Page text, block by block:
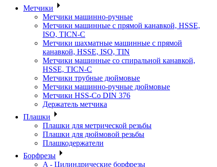
Метчики
Метчики машинно-ручные
Метчики машинные с прямой канавкой, HSSE,
ISO, TICN-C
Метчики шахматные машинные с прямой
канавкой, HSSE, ISO, TIN
Метчики машинные со спиральной канавкой,
HSSE, TICN-C
Метчики трубные дюймовые
Метчики машинно-ручные дюймовые
Метчики HSS-Co DIN 376
Держатель метчика
Плашки
Плашки для метрической резьбы
Плашки для дюймовой резьбы
Плашкодержатели
Борфрезы
A - Цилиндрические борфрезы